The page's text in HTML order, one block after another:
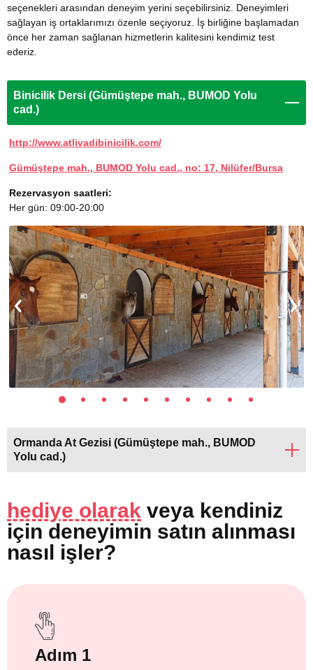
seçenekleri arasından deneyim yerini seçebilirsiniz. Deneyimleri
sağlayan iş ortaklarımızı özenle seçiyoruz. İş birliğine başlamadan
önce her zaman sağlanan hizmetlerin kalitesini kendimiz test
ederiz.
Binicilik Dersi (Gümüştepe mah., BUMOD Yolu
cad.)
http://www.atlivadibinicilik.com/
Gümüştepe mah., BUMOD Yolu cad., no: 17, Nilüfer/Bursa
Rezervasyon saatleri:
Her gün: 09:00-20:00
Ormanda At Gezisi (Gümüştepe mah., BUMOD
Yolu cad.)
hediye olarak veya kendiniz
için deneyimin satın alınması
nasıl işler?
Adım 1